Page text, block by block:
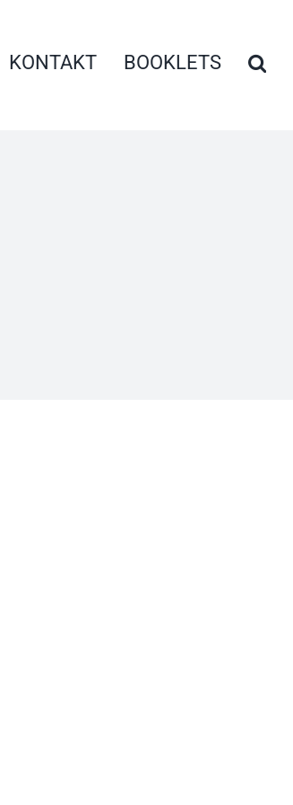
KONTAKT BOOKLETS